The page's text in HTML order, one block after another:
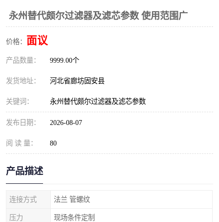
永州替代颇尔过滤器及滤芯参数 使用范围广
价格： 面议
产品数量： 9999.00个
发货地址： 河北省廊坊固安县
关键词： 永州替代颇尔过滤器及滤芯参数
发布日期： 2026-08-07
阅 读 量： 80
产品描述
连接方式 法兰 管螺纹
压力 现场条件定制